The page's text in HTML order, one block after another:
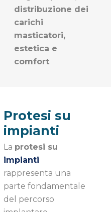
distribuzione dei
carichi
masticatori,
estetica e
comfort.
Protesi su
impianti
La protesi su
impianti
rappresenta una
parte fondamentale
del percorso